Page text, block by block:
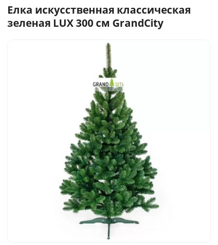
Елка искусственная классическая
зеленая LUX 300 см GrandCity